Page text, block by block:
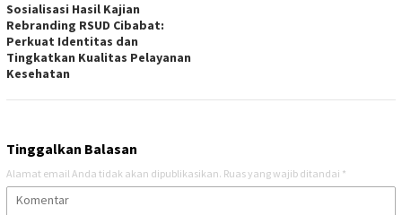
Sosialisasi Hasil Kajian
Rebranding RSUD Cibabat:
Perkuat Identitas dan
Tingkatkan Kualitas Pelayanan
Kesehatan
Tinggalkan Balasan
Alamat email Anda tidak akan dipublikasikan. Ruas yang wajib ditandai *